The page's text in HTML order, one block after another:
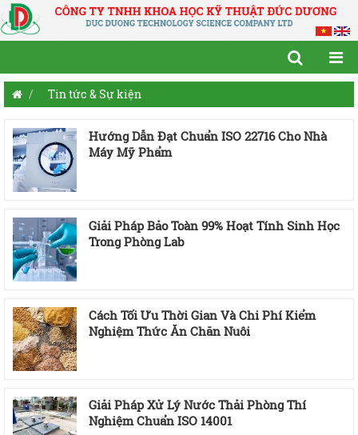
Tin tức & Sự kiện
Hướng Dẫn Đạt Chuẩn ISO 22716 Cho Nhà
Máy Mỹ Phẩm
Giải Pháp Bảo Toàn 99% Hoạt Tính Sinh Học
Trong Phòng Lab
Cách Tối Ưu Thời Gian Và Chi Phí Kiểm
Nghiệm Thức Ăn Chăn Nuôi
Giải Pháp Xử Lý Nước Thải Phòng Thí
Nghiệm Chuẩn ISO 14001